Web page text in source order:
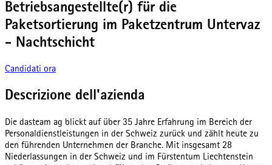
Betriebsangestellte(r) für die
Paketsortierung im Paketzentrum Untervaz
- Nachtschicht
Candidati ora
Descrizione dell'azienda
Die dasteam ag blickt auf über 35 Jahre Erfahrung im Bereich der
Personaldienstleistungen in der Schweiz zurück und zählt heute zu
den führenden Unternehmen der Branche. Mit insgesamt 28
Niederlassungen in der Schweiz und im Fürstentum Liechtenstein